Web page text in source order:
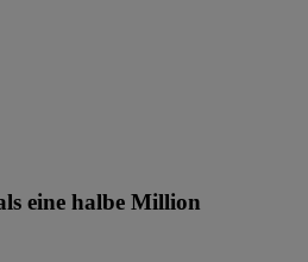
eine halbe Million